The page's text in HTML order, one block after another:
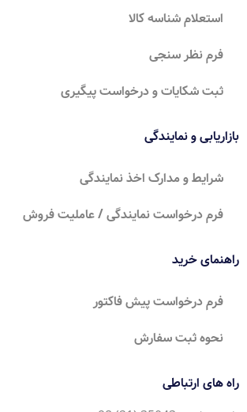
استعلام شناسه کالا
فرم نظر سنجی
ثبت شکایات و درخواست پیگیری
بازاریابی و نمایندگی
شرایط و مدارک اخذ نمایندگی
فرم درخواست نمایندگی / عاملیت فروش
راهنمای خرید
فرم درخواست پیش فاکتور
نحوه ثبت سفارش
راه های ارتباطی